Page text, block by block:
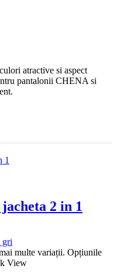
atractive si aspect
pantalonii CHENA si
2 in 1
multe variații. Opțiunile
View